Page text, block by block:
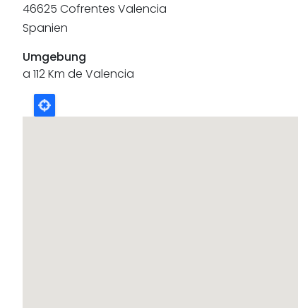
46625 Cofrentes Valencia
Spanien
Umgebung
a 112 Km de Valencia